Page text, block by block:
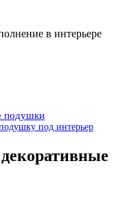
подушки
под интерьер